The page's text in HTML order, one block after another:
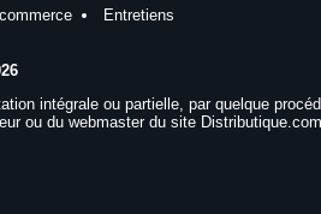
Entretiens
intégrale ou partielle, par quelque
ou du webmaster du site